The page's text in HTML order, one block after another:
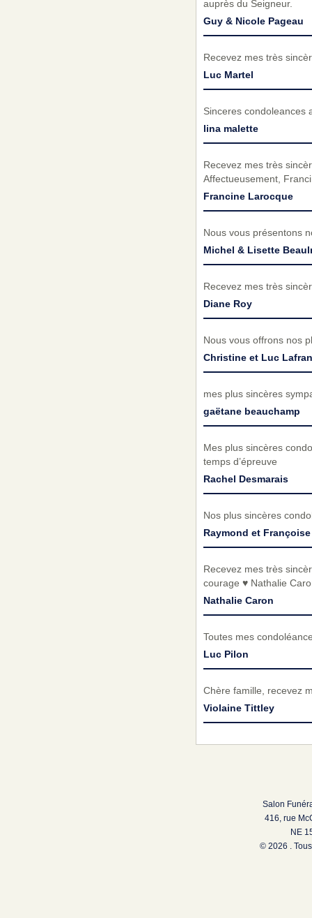
auprès du Seigneur.
Guy & Nicole Pageau
Recevez mes très
Luc Martel
Sinceres condoleances
lina malette
Recevez mes très
Affectueusement,
Francine Larocque
Nous vous présentons
Michel & Lisette
Recevez mes très
Diane Roy
Nous vous offrons nos
Christine et Luc
mes plus sincères
gaëtane beauchamp
Mes plus sincères
temps d’épreuve
Rachel Desmarais
Nos plus sincères
Raymond et
Recevez mes très
courage ♥️ Nathalie
Nathalie Caron
Toutes mes
Luc Pilon
Chère famille, recevez
Violaine Tittley
Salon
416, rue
NE
© 2026 .